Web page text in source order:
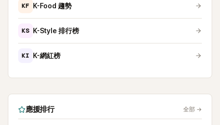
KF K-Food 趨勢
KS K-Style 排行榜
KI K-網紅榜
應援排行 全部 →